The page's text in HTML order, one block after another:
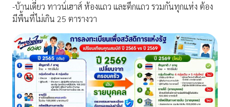
-บ้านเดี่ยว ทาวน์เฮาส์ ห้องแถว และตึกแถว รวมกันทุกแห่ง ต้อง
มีพื้นที่ไม่เกิน 25 ตารางวา